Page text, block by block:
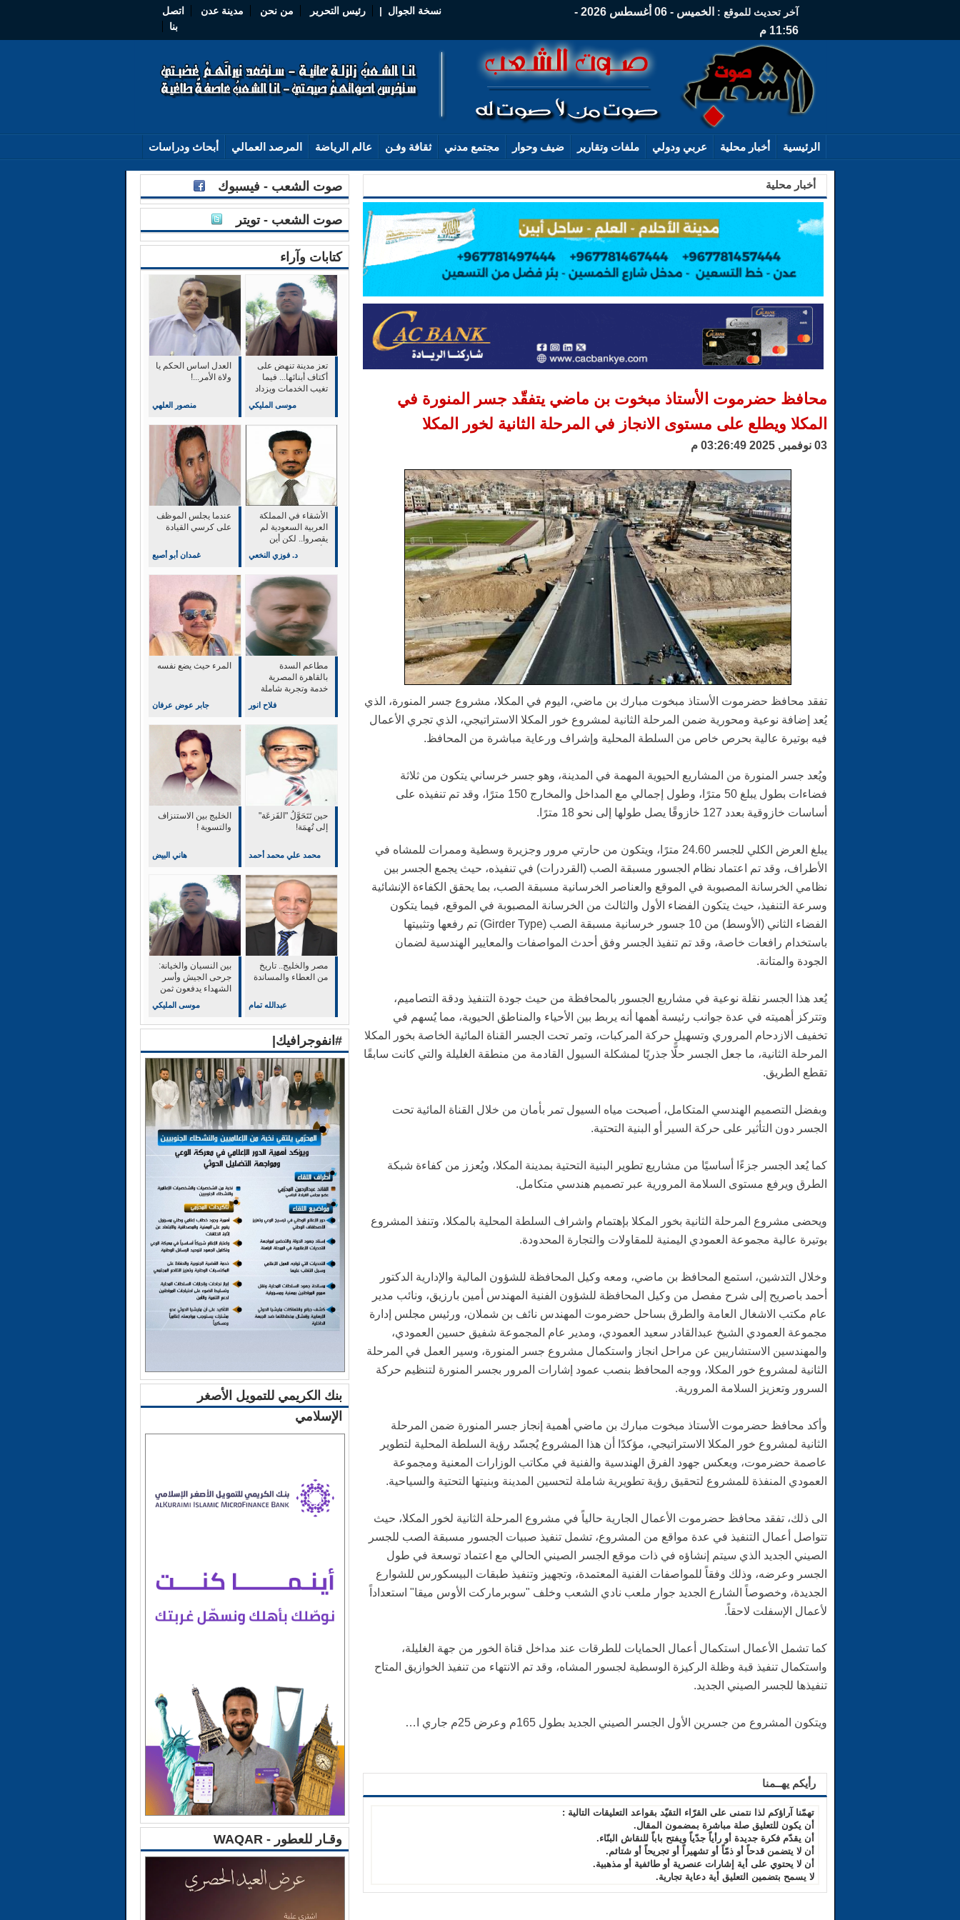
آخر تحديث للموقع :
الخميس - 06 أغسطس 2026 -
11:56 م
نسخة الجوال | رئيس التحرير من نحن مدينة عدن
اتصل
بنا
الرئيسية أخبار محلية عربي ودولي ملفات وتقارير ضيف وحوار مجتمع مدني ثقافة وفـن عالم الرياضة المرصد العمالي أبحاث ودراسات
صوت الشعب - فيسبوك
صوت الشعب - تويتر
كتابات وآراء
العدل اساس الحكم يا
ولاة الأمر...!
منصور العلهي
تعز مدينة تنهض على
أكتاف أبنائها... فيما
تغيب الخدمات ويزداد
موسى المليكي
عندما يجلس الموظف
على كرسي القيادة
غمدان أبو أصبع
الأشقاء في المملكة
العربية السعودية لم
يقصروا.. لكن أين
د. فوزي النخعي
المرء حيث يضع نفسه
جابر عوض عرفان
مطاعم السدة
بالقاهرة المصرية
خدمة وتجربة شاملة
في التميز والابداعفلاح انور
‏الخليج بين الاستنزاف
والتسوية !
هاني البيض
حين تَتَحَوَّلُ "الفَزعَة"
إلى تُهمَة!
محمد علي محمد أحمد
بين النسيان والخيانة:
جرحى الجيش وأسر
الشهداء يدفعون ثمن
موسى المليكي
مصر والخليج.. تاريخ
من العطاء والمساندة
عبدالله تمام
#انفوجرافيك|
بنك الكريمي للتمويل الأصغر
الإسلامي
وقـار للعطور - WAQAR
أخبار محلية
محافظ حضرموت الأستاذ مبخوت بن ماضي يتفقّد جسر المنورة في
المكلا ويطلع على مستوى الانجاز في المرحلة الثانية لخور المكلا
03 نوفمبر, 2025 03:26:49 م
​تفقد محافظ حضرموت الأستاذ مبخوت مبارك بن ماضي، اليوم في المكلا، مشروع جسر المنورة، الذي
يُعد إضافة نوعية ومحورية ضمن المرحلة الثانية لمشروع خور المكلا الاستراتيجي، الذي تجري الأعمال
فيه بوتيرة عالية بحرص خاص من السلطة المحلية وإشراف ورعاية مباشرة من المحافظ.
و​يُعد جسر المنورة من المشاريع الحيوية المهمة في المدينة، وهو جسر خرساني يتكون من ثلاثة
فضاءات بطول يبلغ 50 مترًا، وطول إجمالي مع المداخل والمخارج 150 مترًا، وقد تم تنفيذه على
أساسات خازوقية بعدد 127 خازوقًا يصل طولها إلى نحو 18 مترًا.
​يبلغ العرض الكلي للجسر 24.60 مترًا، ويتكون من حارتي مرور وجزيرة وسطية وممرات للمشاه في
الأطراف، وقد تم اعتماد نظام الجسور مسبقة الصب (القردرات) في تنفيذه، حيث يجمع الجسر بين
نظامي الخرسانة المصبوبة في الموقع والعناصر الخرسانية مسبقة الصب، بما يحقق الكفاءة الإنشائية
وسرعة التنفيذ، حيث يتكون الفضاء الأول والثالث من الخرسانة المصبوبة في الموقع، فيما يتكون
الفضاء الثاني (الأوسط) من 10 جسور خرسانية مسبقة الصب (Girder Type) تم رفعها وتثبيتها
باستخدام رافعات خاصة، وقد تم تنفيذ الجسر وفق أحدث المواصفات والمعايير الهندسية لضمان
الجودة والمتانة.
​يُعد هذا الجسر نقلة نوعية في مشاريع الجسور بالمحافظة من حيث جودة التنفيذ ودقة التصاميم،
وتتركز أهميته في عدة جوانب رئيسة أهمها أنه يربط بين الأحياء والمناطق الحيوية، مما يُسهم في
تخفيف الازدحام المروري وتسهيل حركة المركبات، وتمر تحت الجسر القناة المائية الخاصة بخور المكلا
المرحلة الثانية، ما جعل الجسر حلًّا جذريًا لمشكلة السيول القادمة من منطقة الغليلة والتي كانت سابقًا
تقطع الطريق.
وبفضل التصميم الهندسي المتكامل، أصبحت مياه السيول تمر بأمان من خلال القناة المائية تحت
الجسر دون التأثير على حركة السير أو البنية التحتية.
كما يُعد الجسر جزءًا أساسيًا من مشاريع تطوير البنية التحتية بمدينة المكلا، ويُعزز من كفاءة شبكة
الطرق ويرفع مستوى السلامة المرورية عبر تصميم هندسي متكامل.
​ويحضى مشروع المرحلة الثانية بخور المكلا بإهتمام واشراف السلطة المحلية بالمكلا، وتنفذ المشروع
بوتيرة عالية مجموعة العمودي اليمنية للمقاولات والتجارة المحدودة.
وخلال التدشين، استمع المحافظ بن ماضي، ومعه وكيل المحافظة للشؤون المالية والإدارية الدكتور
أحمد باصريح إلى شرح مفصل من وكيل المحافظة للشؤون الفنية المهندس أمين بارزيق، ونائب مدير
عام مكتب الاشغال العامة والطرق بساحل حضرموت المهندس نائف بن شملان، ورئيس مجلس إدارة
مجموعة العمودي الشيخ عبدالقادر سعيد العمودي، ومدير عام المجموعة شفيق حسين العمودي،
والمهندسين الاستشاريين عن مراحل انجاز واستكمال مشروع جسر المنورة، وسير العمل في المرحلة
الثانية لمشروع خور المكلا، ووجه المحافظ بنصب عمود إشارات المرور بجسر المنورة لتنظيم حركة
السرور وتعزيز السلامة المرورية.
وأكد محافظ حضرموت الأستاذ مبخوت مبارك بن ماضي أهمية إنجاز جسر المنورة ضمن المرحلة
الثانية لمشروع خور المكلا الاستراتيجي، مؤكدًا أن هذا المشروع يُجسّد رؤية السلطة المحلية لتطوير
عاصمة حضرموت، ويعكس جهود الفرق الهندسية والفنية في مكاتب الوزارات المعنية ومجموعة
العمودي المنفذة للمشروع لتحقيق رؤية تطويرية شاملة لتحسين المدينة وبنيتها التحتية والسياحية.
الى ذلك، تفقد محافظ حضرموت الأعمال الجارية حالياً في مشروع المرحلة الثانية لخور المكلا، حيث
تتواصل أعمال التنفيذ في عدة مواقع من المشروع، تشمل تنفيذ صبيات الجسور مسبقة الصب للجسر
الصيني الجديد الذي سيتم إنشاؤه في ذات موقع الجسر الصيني الحالي مع اعتماد توسعة في طول
الجسر وعرضه، وذلك وفقاً للمواصفات الفنية المعتمدة، وتجهيز وتنفيذ طبقات البيسكورس للشوارع
الجديدة، وخصوصاً الشارع الجديد جوار ملعب نادي الشعب وخلف "سوبرماركت الأوس ميقا" استعداداً
لأعمال الإسفلت لاحقاً.
كما تشمل الأعمال استكمال أعمال الحمايات للطرقات عند مداخل قناة الخور من جهة الغليلة،
واستكمال تنفيذ قبة وظلة الركيزة الوسطية لجسور المشاه، وقد تم الانتهاء من تنفيذ الخوازيق المتاح
تنفيذها للجسر الصيني الجديد.
ويتكون المشروع من جسرين الأول الجسر الصيني الجديد بطول 165م وعرض 25م جاري ا…
رأيكم يهــمنا
تهمّنا آراؤكم لذا نتمنى على القرّاء التقيّد بقواعد التعليقات التالية :
أن يكون للتعليق صلة مباشرة بمضمون المقال.
أن يقدّم فكرة جديدة أو رأياً جدّياً ويفتح باباً للنقاش البنّاء.
أن لا يتضمن قدحاً أو ذمّاً أو تشهيراً أو تجريحاً أو شتائم.
أن لا يحتوي على أية إشارات عنصرية أو طائفية أو مذهبية.
لا يسمح بتضمين التعليق أية دعاية تجارية.